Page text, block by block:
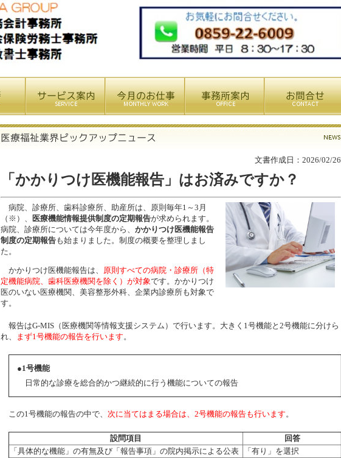
文書作成日：2026/02/26
「かかりつけ医機能報告」はお済みですか？
病院、診療所、歯科診療所、助産所は、原則毎年1～3月
（※）、 医療機能情報提供制度の定期報告が求められます。
病院、診療所については今年度から、 かかりつけ医機能報告
制度の定期報告も始まりました。制度の概要を整理しまし
た。
かかりつけ医機能報告は、
原則すべての病院・診療所（特
定機能病院、歯科医療機関を除く）が対象です。かかりつけ
医のいない医療機関、美容整形外科、企業内診療所も対象で
す。
報告はG-MIS（医療機関等情報支援システム）で行います。大きく1号機能と2号機能に分けら
れ、
まず1号機能の報告を行います。
●1号機能
日常的な診療を総合的かつ継続的に行う機能についての報告
この1号機能の報告の中で、 次に当てはまる場合は、2号機能の報告も行います。
設問項目
回答
「具体的な機能」の有無及び「報告事項」の院内掲示による公表
「有り」を選択